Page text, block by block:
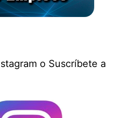
o Suscríbete a